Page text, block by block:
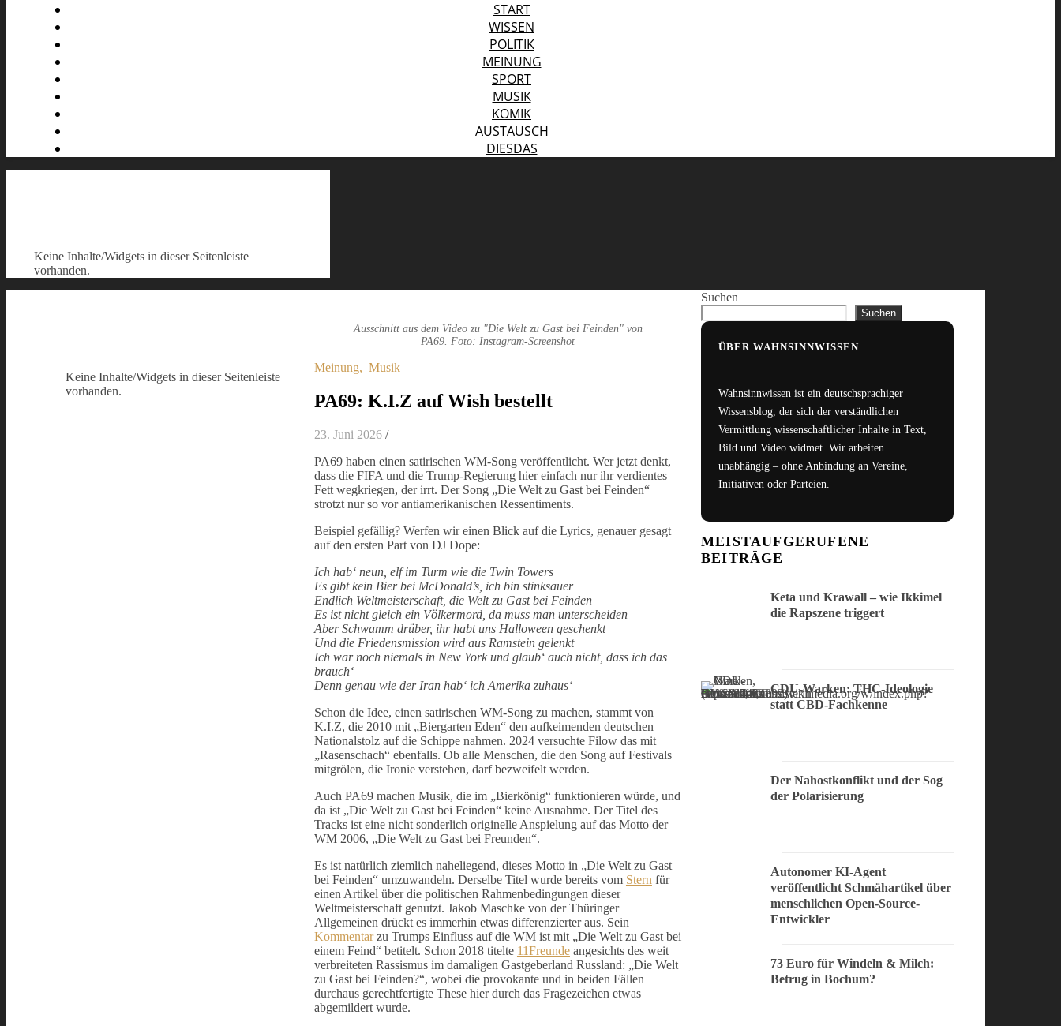
START
WISSEN
POLITIK
MEINUNG
SPORT
MUSIK
KOMIK
AUSTAUSCH
DIESDAS
Keine Inhalte/Widgets in dieser Seitenleiste
vorhanden.
Keine Inhalte/Widgets in dieser Seitenleiste
vorhanden.
Ausschnitt aus dem Video zu "Die Welt zu Gast bei Feinden" von
PA69. Foto: Instagram-Screenshot
Meinung, Musik
PA69: K.I.Z auf Wish bestellt
23. Juni 2026 /
PA69 haben einen satirischen WM-Song veröffentlicht. Wer jetzt denkt,
dass die FIFA und die Trump-Regierung hier einfach nur ihr verdientes
Fett wegkriegen, der irrt. Der Song „Die Welt zu Gast bei Feinden“
strotzt nur so vor antiamerikanischen Ressentiments.
Beispiel gefällig? Werfen wir einen Blick auf die Lyrics, genauer gesagt
auf den ersten Part von DJ Dope:
Ich hab‘ neun, elf im Turm wie die Twin Towers
Es gibt kein Bier bei McDonald’s, ich bin stinksauer
Endlich Weltmeisterschaft, die Welt zu Gast bei Feinden
Es ist nicht gleich ein Völkermord, da muss man unterscheiden
Aber Schwamm drüber, ihr habt uns Halloween geschenkt
Und die Friedensmission wird aus Ramstein gelenkt
Ich war noch niemals in New York und glaub‘ auch nicht, dass ich das
brauch‘
Denn genau wie der Iran hab‘ ich Amerika zuhaus‘
Schon die Idee, einen satirischen WM-Song zu machen, stammt von
K.I.Z, die 2010 mit „Biergarten Eden“ den aufkeimenden deutschen
Nationalstolz auf die Schippe nahmen. 2024 versuchte Filow das mit
„Rasenschach“ ebenfalls. Ob alle Menschen, die den Song auf Festivals
mitgrölen, die Ironie verstehen, darf bezweifelt werden.
Auch PA69 machen Musik, die im „Bierkönig“ funktionieren würde, und
da ist „Die Welt zu Gast bei Feinden“ keine Ausnahme. Der Titel des
Tracks ist eine nicht sonderlich originelle Anspielung auf das Motto der
WM 2006, „Die Welt zu Gast bei Freunden“.
Es ist natürlich ziemlich naheliegend, dieses Motto in „Die Welt zu Gast
bei Feinden“ umzuwandeln. Derselbe Titel wurde bereits vom Stern für
einen Artikel über die politischen Rahmenbedingungen dieser
Weltmeisterschaft genutzt. Jakob Maschke von der Thüringer
Allgemeinen drückt es immerhin etwas differenzierter aus. Sein
Kommentarzu Trumps Einfluss auf die WM ist mit „Die Welt zu Gast bei
einem Feind“ betitelt. Schon 2018 titelte 11Freundeangesichts des weit
verbreiteten Rassismus im damaligen Gastgeberland Russland: „Die Welt
zu Gast bei Feinden?“, wobei die provokante und in beiden Fällen
durchaus gerechtfertigte These hier durch das Fragezeichen etwas
abgemildert wurde.
Suchen
Suchen
ÜBER WAHNSINNWISSEN
Wahnsinnwissen ist ein deutschsprachiger
Wissensblog, der sich der verständlichen
Vermittlung wissenschaftlicher Inhalte in Text,
Bild und Video widmet. Wir arbeiten
unabhängig – ohne Anbindung an Vereine,
Initiativen oder Parteien.
MEISTAUFGERUFENE
BEITRÄGE
Keta und Krawall – wie Ikkimel
die Rapszene triggert
CDU-Warken: THC-Ideologie
statt CBD-Fachkenne
Der Nahostkonflikt und der Sog
der Polarisierung
Autonomer KI-Agent
veröffentlicht Schmähartikel über
menschlichen Open-Source-
Entwickler
73 Euro für Windeln & Milch:
Betrug in Bochum?